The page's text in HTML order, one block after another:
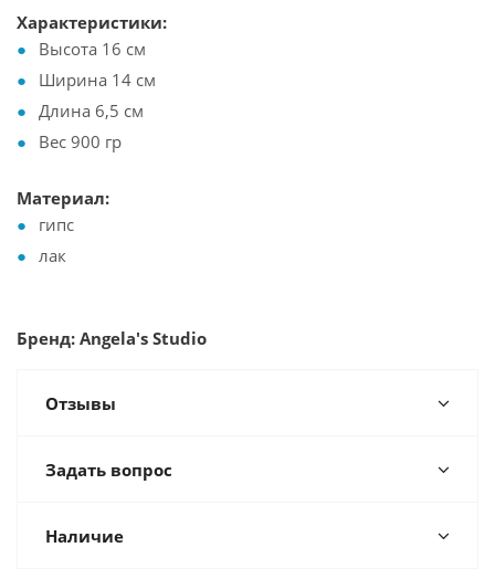
Характеристики:
Высота 16 см
Ширина 14 см
Длина 6,5 см
Вес 900 гр
Материал:
гипс
лак
Бренд: Angela's Studio
Отзывы
Задать вопрос
Наличие